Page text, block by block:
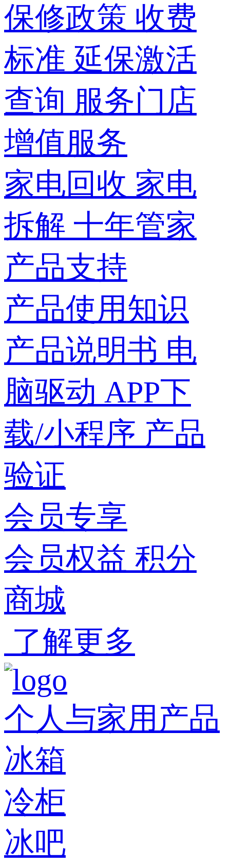
保修政策 收费
标准 延保激活
查询 服务门店
增值服务
家电回收 家电
拆解 十年管家
产品支持
产品使用知识
产品说明书 电
脑驱动 APP下
载/小程序 产品
验证
会员专享
会员权益 积分
商城
了解更多
个人与家用产品
冰箱
冷柜
冰吧